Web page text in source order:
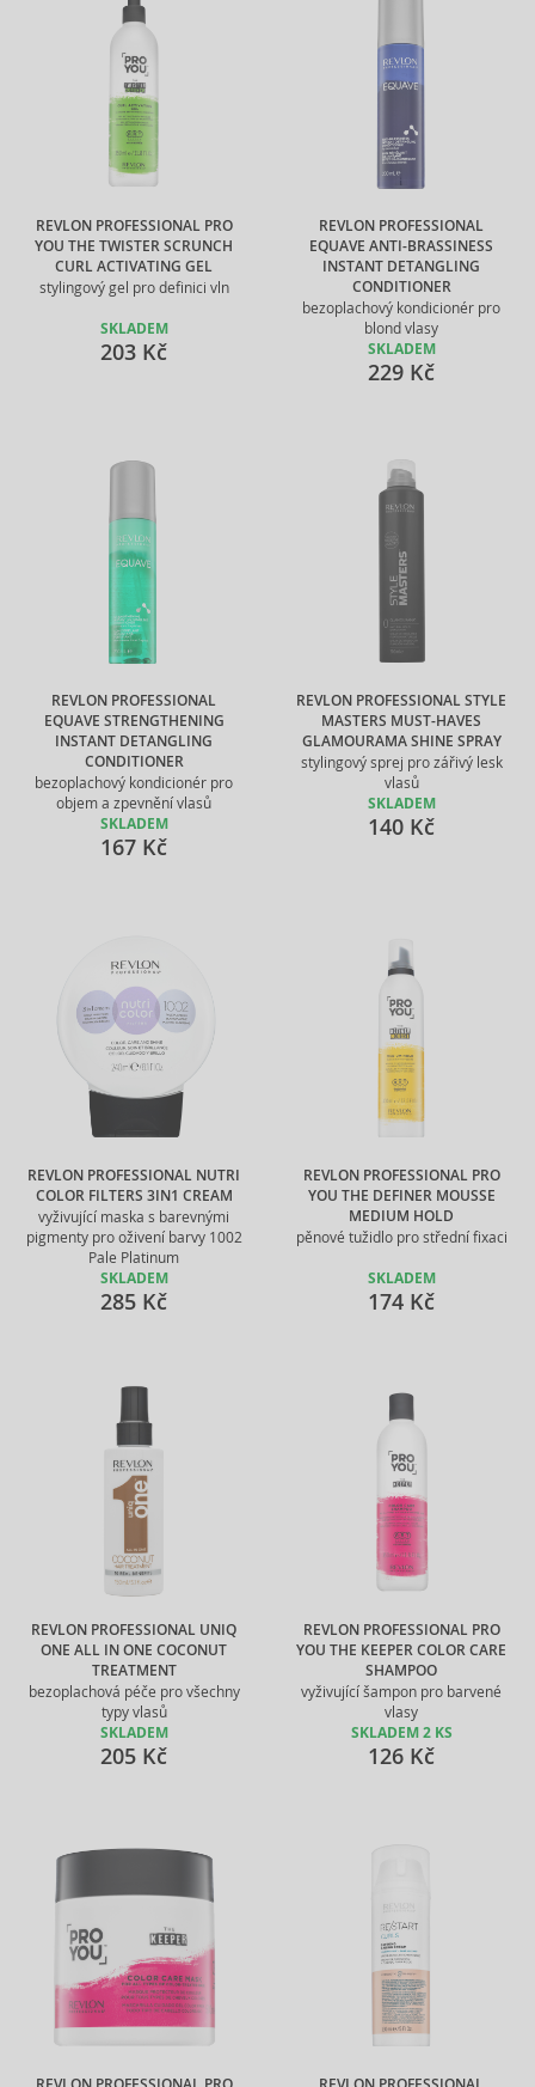
REVLON PROFESSIONAL PRO
YOU THE TWISTER SCRUNCH
CURL ACTIVATING GEL
stylingový gel pro definici vln
SKLADEM
203 Kč
REVLON PROFESSIONAL
EQUAVE ANTI-BRASSINESS
INSTANT DETANGLING
CONDITIONER
bezoplachový kondicionér pro
blond vlasy
SKLADEM
229 Kč
REVLON PROFESSIONAL
EQUAVE STRENGTHENING
INSTANT DETANGLING
CONDITIONER
bezoplachový kondicionér pro
objem a zpevnění vlasů
SKLADEM
167 Kč
REVLON PROFESSIONAL STYLE
MASTERS MUST-HAVES
GLAMOURAMA SHINE SPRAY
stylingový sprej pro zářivý lesk
vlasů
SKLADEM
140 Kč
REVLON PROFESSIONAL NUTRI
COLOR FILTERS 3IN1 CREAM
vyživující maska s barevnými
pigmenty pro oživení barvy 1002
Pale Platinum
SKLADEM
285 Kč
REVLON PROFESSIONAL PRO
YOU THE DEFINER MOUSSE
MEDIUM HOLD
pěnové tužidlo pro střední fixaci
SKLADEM
174 Kč
REVLON PROFESSIONAL UNIQ
ONE ALL IN ONE COCONUT
TREATMENT
bezoplachová péče pro všechny
typy vlasů
SKLADEM
205 Kč
REVLON PROFESSIONAL PRO
YOU THE KEEPER COLOR CARE
SHAMPOO
vyživující šampon pro barvené
vlasy
SKLADEM 2 KS
126 Kč